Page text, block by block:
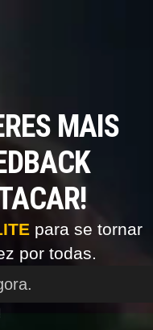
MAIS
para se tornar
por todas.